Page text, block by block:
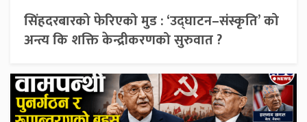
सिंहदरबारको फेरिएको मुड : ‘उद्घाटन–संस्कृति’ को
अन्त्य कि शक्ति केन्द्रीकरणको सुरुवात ?